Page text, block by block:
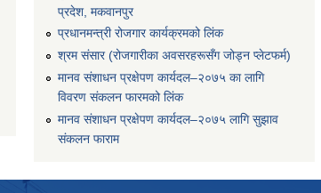
प्रदेश, मकवानपुर
प्रधानमन्त्री रोजगार कार्यक्रमको लिंक
श्रम संसार (रोजगारीका अवसरहरूसँग जोड्न प्लेटफर्म)
मानव संशाधन प्रक्षेपण कार्यदल–२०७५ का लागि
विवरण संकलन फारमको लिंक
मानव संशाधन प्रक्षेपण कार्यदल–२०७५ लागि सुझाव
संकलन फाराम